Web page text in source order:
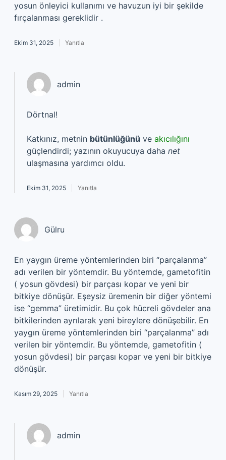
yosun önleyici kullanımı ve havuzun iyi bir şekilde
fırçalanması gereklidir .
Ekim 31, 2025 Yanıtla
admin
Dörtnal!
Katkınız, metnin bütünlüğünü ve akıcılığını
güçlendirdi; yazının okuyucuya daha net
ulaşmasına yardımcı oldu.
Ekim 31, 2025 Yanıtla
Gülru
En yaygın üreme yöntemlerinden biri “parçalanma”
adı verilen bir yöntemdir. Bu yöntemde, gametofitin
( yosun gövdesi) bir parçası kopar ve yeni bir
bitkiye dönüşür. Eşeysiz üremenin bir diğer yöntemi
ise “gemma” üretimidir. Bu çok hücreli gövdeler ana
bitkilerinden ayrılarak yeni bireylere dönüşebilir. En
yaygın üreme yöntemlerinden biri “parçalanma” adı
verilen bir yöntemdir. Bu yöntemde, gametofitin (
yosun gövdesi) bir parçası kopar ve yeni bir bitkiye
dönüşür.
Kasım 29, 2025 Yanıtla
admin